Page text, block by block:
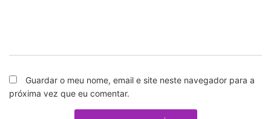
Guardar o meu nome, email e site neste navegador para a
próxima vez que eu comentar.